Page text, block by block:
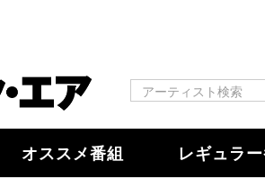
オススメ番組 レギュラ